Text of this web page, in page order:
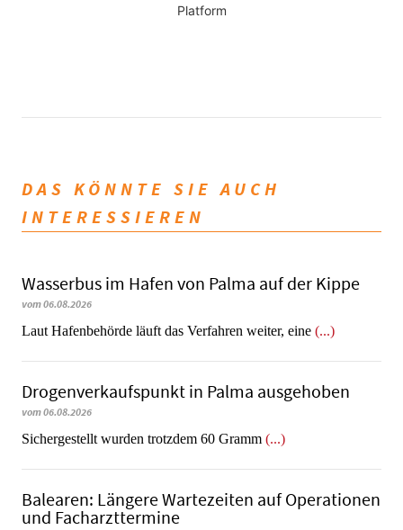
Platform
DAS KÖNNTE SIE AUCH
INTERESSIEREN
Wasserbus im Hafen von Palma auf der Kippe
vom 06.08.2026
Laut Hafenbehörde läuft das Verfahren weiter, eine (...)
Dro­gen­ver­kaufs­punkt in Palma ausgehoben
vom 06.08.2026
​​​​​​​Sichergestellt wurden trotzdem 60 Gramm (...)
Balearen: Längere Wartezeiten auf Operationen
und Facharzttermine